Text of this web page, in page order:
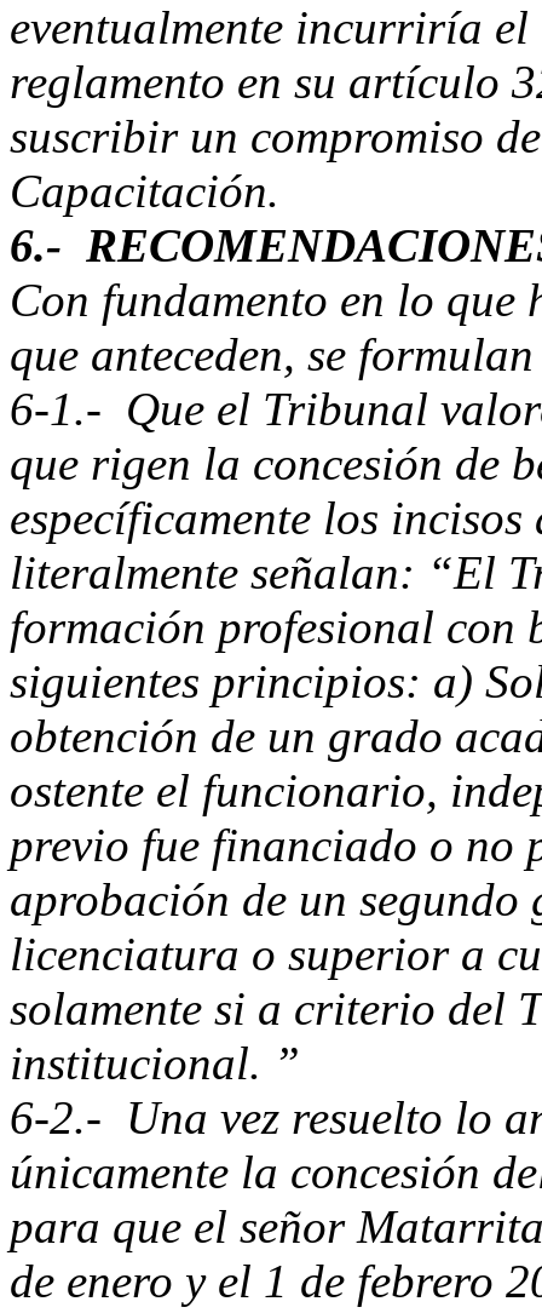
eventualmente incurriría
reglamento en su artículo
suscribir un compromiso
Capacitación.
6.-
Con fundamento en lo que
que anteceden, se
6-1.- Que el Tribunal
que rigen la concesión de
específicamente los
literalmente señalan: “El
formación profesional con
siguientes principios: a)
obtención de un grado
ostente el funcionario,
previo fue financiado o
aprobación de un
licenciatura o superior a
solamente si a criterio del
institucional. ”
6-2.- Una vez resuelto lo
únicamente la concesión
para que el señor
de enero y el 1 de febrero